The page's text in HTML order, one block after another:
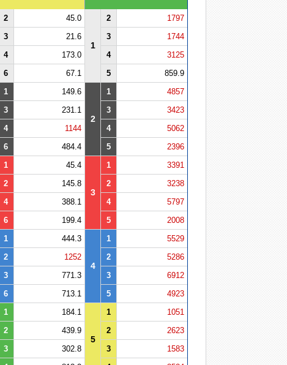
2 45.0
1
2
1797
3 21.6 3
1744
4 173.0 4
3125
6 67.1 5 859.9
1 149.6
2
1
4857
3 231.1 3
3423
4 1144 4
5062
6 484.4 5 2396
1 45.4
3
1
3391
2 145.8 2
3238
4 388.1 4
5797
6 199.4 5 2008
1 444.3
4
1
5529
2 1252 2
5286
3 771.3 3
6912
6 713.1 5 4923
1 184.1
5
1
1051
2 439.9 2
2623
3 302.8 3
1583